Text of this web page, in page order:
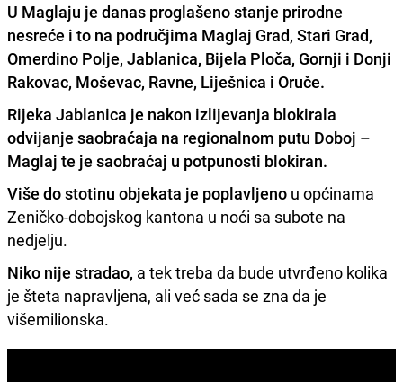
U Maglaju je danas proglašeno stanje prirodne
nesreće i to na područjima Maglaj Grad, Stari Grad,
Omerdino Polje, Jablanica, Bijela Ploča, Gornji i Donji
Rakovac, Moševac, Ravne, Liješnica i Oruče.
Rijeka Jablanica je nakon izlijevanja blokirala
odvijanje saobraćaja na regionalnom putu Doboj –
Maglaj te je saobraćaj u potpunosti blokiran.
Više do stotinu objekata je poplavljeno u općinama
Zeničko-dobojskog kantona u noći sa subote na
nedjelju.
Niko nije stradao, a tek treba da bude utvrđeno kolika
je šteta napravljena, ali već sada se zna da je
višemilionska.